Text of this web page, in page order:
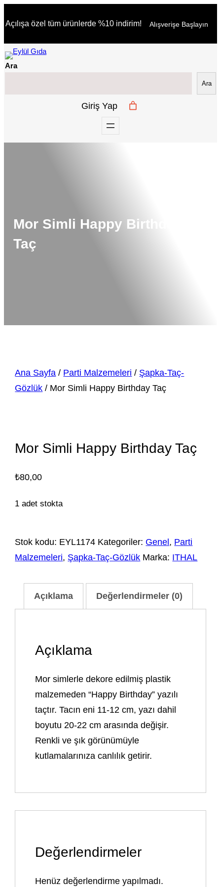
geç
Açılışa özel tüm ürünlerde %10 indirim! Alışverişe Başlayın
Ara
Ara
Giriş Yap
Mor Simli Happy Birthday
Taç
Ana Sayfa / Parti Malzemeleri / Şapka-Taç-
Gözlük / Mor Simli Happy Birthday Taç
Mor Simli Happy Birthday Taç
₺80,00
1 adet stokta
Stok kodu: EYL1174 Kategoriler: Genel, Parti
Malzemeleri, Şapka-Taç-Gözlük Marka: ITHAL
Açıklama Değerlendirmeler (0)
Açıklama
Mor simlerle dekore edilmiş plastik
malzemeden “Happy Birthday” yazılı
taçtır. Tacın eni 11-12 cm, yazı dahil
boyutu 20-22 cm arasında değişir.
Renkli ve şık görünümüyle
kutlamalarınıza canlılık getirir.
Değerlendirmeler
Henüz değerlendirme yapılmadı.